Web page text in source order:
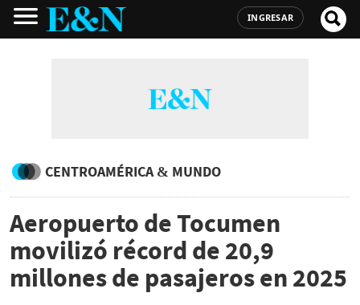
INGRESAR
CENTROAMÉRICA & MUNDO
Aeropuerto de Tocumen
movilizó récord de 20,9
millones de pasajeros en 2025